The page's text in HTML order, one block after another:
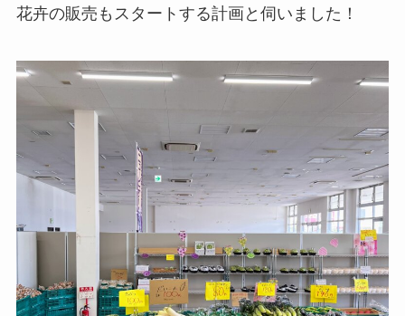
花卉の販売もスタートする計画と伺いました！